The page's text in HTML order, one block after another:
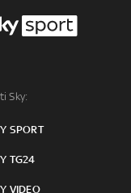
Sky:
SPORT
TG24
VIDEO